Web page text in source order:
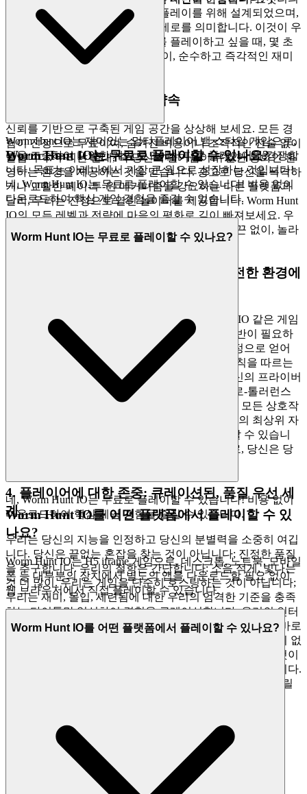
플랫폼은 원활한 브라우저 기반 플레이를 위해 설계되었으며,
다운로드 제로와 설치 번거로움 제로를 의미합니다. 이것이 우
리의 약속입니다: Worm Hunt IO를 플레이하고 싶을 때, 몇 초
만에 게임에 들어갑니다. 마찰 없이, 순수하고 즉각적인 재미
2. 정직한 재미: 제로 압박 약속
신뢰를 기반으로 구축된 게임 공간을 상상해 보세요. 모든 경
험이 진정으로 무료이며, 숨겨진 비용이나 조작적인 전술 없이
말입니다. 우리는 환대, 즉 당신의 즐거움이 유일한 통화인 환
영하는 환경을 제공하는 것을 믿습니다. 광고로 당신을 폭격하
거나 교활한 페이-투-윈 메커니즘을 강요하는 다른 플랫폼과
달리, 우리는 진정으로 열린 놀이터를 제공합니다. Worm Hunt
IO의 모든 레벨과 전략에 마음의 평화로 깊이 빠져보세요. 우
리의 플랫폼은 무료이며, 영원히 그럴 것입니다. 끈 없이, 놀라
움 없이, 진짜 오락만 있습니다.
3. 자신 있게 플레이하세요: 공정하고 안전한 환경에
당신의 마음의 평화가 최우선입니다. Worm Hunt IO 같은 게임
에 진정으로 몰입하려면 보안, 공정성, 존중의 기반이 필요하
다는 것을 우리는 이해합니다. 당신은 성취가 진정으로 얻어
진, 데이터가 보호된, 모든 플레이어가 동일한 규칙을 따르는
깨끗한 환경을 누릴 자격이 있습니다. 우리는 당신의 프라이버
시를 세심하게 보호하고, 치트에 대한 엄격한 제로-톨러런스
정책을 시행하여 모든 승리가 정당하게 느껴지고 모든 상호작
용이 존중되도록 합니다. Worm Hunt IO 리더보드의 최상위 자
리를 쫓으면서 그것이 진정한 실력의 시험임을 알 수 있습니
다. 우리는 안전하고 공정한 놀이터를 구축하므로, 당신은 당
4. 플레이어에 대한 존중: 큐레이션된, 품질 우선 세
계
우리는 당신의 지능을 인정하고 당신의 분별력을 소중히 여깁
니다. 당신은 끝없는 혼잡을 찾는 것이 아닙니다; 진정한 품질
을 추구합니다. 우리의 철학은 간단합니다: 소음 적게, 빛나는
것 더 많이. 우리는 게임을 단순히 호스팅하는 것이 아닙니다;
우리는 재미, 몰입, 세련됨에 대한 우리의 엄격한 기준을 충족
하는 타이틀만 엄선하여 경험을 큐레이션합니다. 우리의 인터
페이스는 깨끗하고 빠르며, 불필요한 방해 없이 액션으로 바로
이끌도록 설계되었습니다. 여기에는 수천 개의 복제 게임이 없
습니다. 우리는 Worm Hunt IO를 특징으로 하는 이유는 그것이
당신의 시간에 가치 있는 뛰어난 게임이라고 믿기 때문입니다.
이것이 우리의 큐레이션 약속입니다: 소음 적게, 당신이 누릴
Worm Hunt IO는 재미있는 멀티플레이어 뱀 스타일 게임으로,
웜을 조종하여 다양한 게임 모드에서 다른 플레이어와 경쟁합
니다. 목표는 아레나에서 가장 큰 웜으로 성장하는 것입니다!
Worm Hunt IO는 무료로 플레이할 수 있나요?
네, Worm Hunt IO는 무료로 플레이할 수 있습니다! 비용 없이
다운로드하여 핵심 게임 경험을 즐길 수 있습니다.
Worm Hunt IO는 무료로 플레이할 수 있나요?
네, Worm Hunt IO는 무료로 플레이할 수 있습니다! 비용 없이
다운로드하여 핵심 게임 경험을 즐길 수 있습니다.
Worm Hunt IO를 어떤 플랫폼에서 플레이할 수 있
나요?
Worm Hunt IO는 H5 iframe 게임으로, 데스크톱, 노트북, 모바일
폰 등 대부분의 장치에서 별도의 앱을 다운로드할 필요 없이
웹 브라우저에서 직접 플레이할 수 있습니다.
Worm Hunt IO를 어떤 플랫폼에서 플레이할 수 있나요?